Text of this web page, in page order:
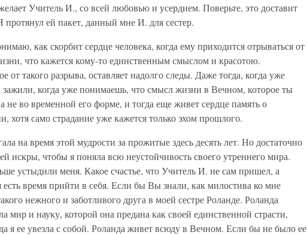
Учитель И., со всей любовью и усердием. Поверьте, это доставит
протянул ей пакет, данный мне И. для сестер.
как скорбит сердце человека, когда ему приходится отрываться от
что кажется кому-то единственным смыслом и красотою.
от такого разрыва, оставляет надолго следы. Даже тогда, когда уже
когда уже понимаешь, что смысл жизни в Вечном, которое ты
не во временной его форме, и тогда еще живет сердце память о
хотя само страдание уже кажется только эхом прошлого.
на время этой мудрости за прожитые здесь десять лет. Но достаточно
искры, чтобы я поняла всю неустойчивость своего утреннего мира.
устыдили меня. Какое счастье, что Учитель И. не сам пришел, а
время прийти в себя. Если бы Вы знали, как милостива ко мне
нежного и заботливого друга в моей сестре Роланде. Роланда
мир и науку, которой она предана как своей единственной страсти,
я ее увезла с собой. Роланда живет всюду в Вечном. Если бы не было ее